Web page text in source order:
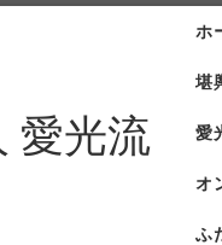
愛光流
ホ
堪
愛
オ
ふ